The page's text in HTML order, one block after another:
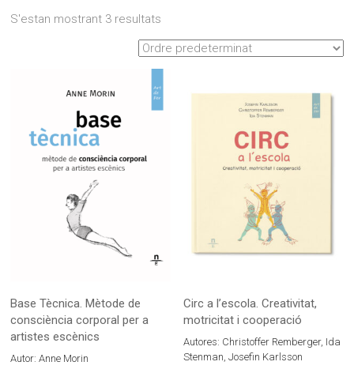
S'estan mostrant 3 resultats
Base Tècnica. Mètode de
consciència corporal per a
artistes escènics
Autor: Anne Morin
Circ a l’escola. Creativitat,
motricitat i cooperació
Autores: Christoffer Remberger, Ida
Stenman, Josefin Karlsson